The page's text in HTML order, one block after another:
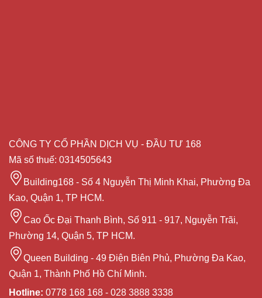
CÔNG TY CỔ PHẦN DỊCH VỤ - ĐẦU TƯ 168
Mã số thuế: 0314505643
Building168 - Số 4 Nguyễn Thị Minh Khai, Phường Đa
Kao, Quận 1, TP HCM.
Cao Ốc Đại Thanh Bình, Số 911 - 917, Nguyễn Trãi,
Phường 14, Quận 5, TP HCM.
Queen Building - 49 Điện Biên Phủ, Phường Đa Kao,
Quận 1, Thành Phố Hồ Chí Minh.
Hotline: 0778 168 168 - 028 3888 3338